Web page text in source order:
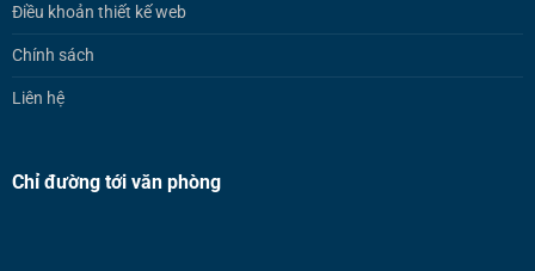
Điều khoản thiết kế web
Chính sách
Liên hệ
Chỉ đường tới văn phòng